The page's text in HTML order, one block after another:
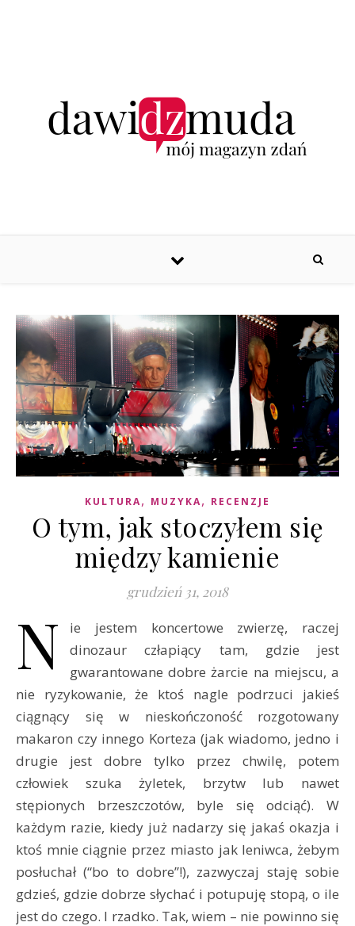
KULTURA, MUZYKA, RECENZJE
O tym, jak stoczyłem się
między kamienie
grudzień 31, 2018
N
ie jestem koncertowe zwierzę, raczej
dinozaur człapiący tam, gdzie jest
gwarantowane dobre żarcie na miejscu, a
nie ryzykowanie, że ktoś nagle podrzuci jakieś
ciągnący się w nieskończoność rozgotowany
makaron czy innego Korteza (jak wiadomo, jedno i
drugie jest dobre tylko przez chwilę, potem
człowiek szuka żyletek, brzytw lub nawet
stępionych brzeszczotów, byle się odciąć). W
każdym razie, kiedy już nadarzy się jakaś okazja i
ktoś mnie ciągnie przez miasto jak leniwca, żebym
posłuchał (“bo to dobre”!), zazwyczaj staję sobie
gdzieś, gdzie dobrze słychać i potupuję stopą, o ile
jest do czego. I rzadko. Tak, wiem – nie powinno się